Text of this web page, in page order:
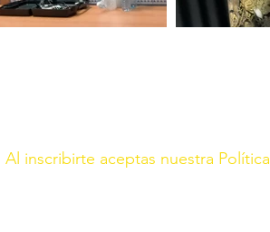
inscribirte aceptas nuestra Política